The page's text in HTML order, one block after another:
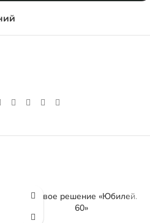
Готовое решение «Юбилей.
60»